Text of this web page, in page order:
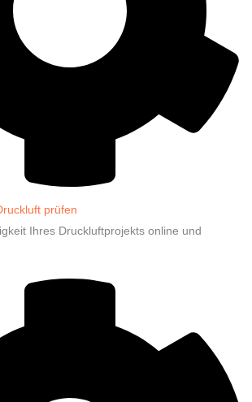
prüfen
Ihres Druckluftprojekts online und